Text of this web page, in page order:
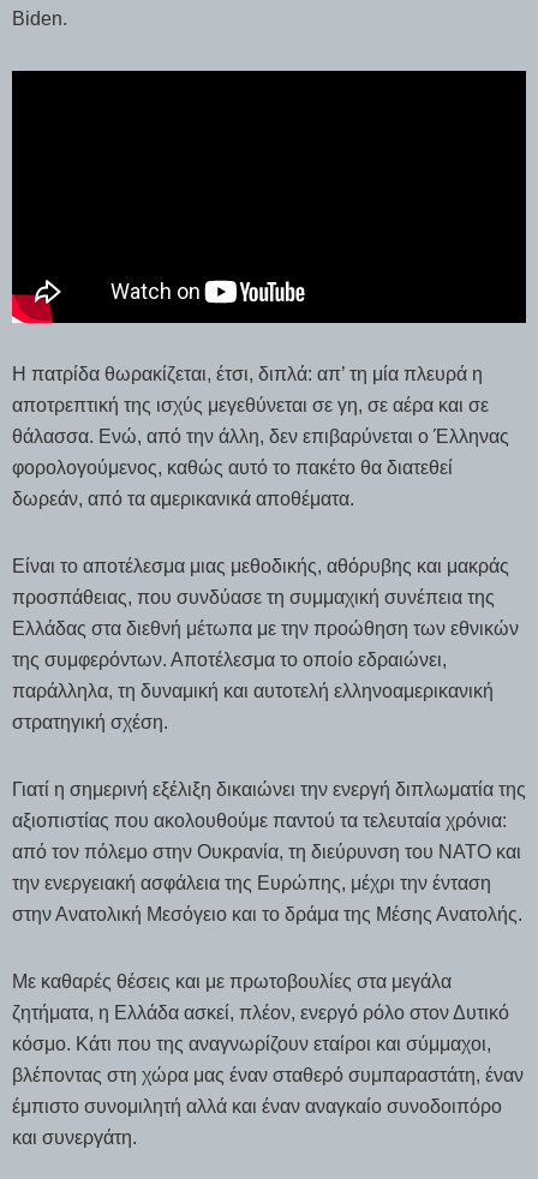
Biden.
Η πατρίδα θωρακίζεται, έτσι, διπλά: απ’ τη μία πλευρά η
αποτρεπτική της ισχύς μεγεθύνεται σε γη, σε αέρα και σε
θάλασσα. Ενώ, από την άλλη, δεν επιβαρύνεται ο Έλληνας
φορολογούμενος, καθώς αυτό το πακέτο θα διατεθεί
δωρεάν, από τα αμερικανικά αποθέματα.
Είναι το αποτέλεσμα μιας μεθοδικής, αθόρυβης και μακράς
προσπάθειας, που συνδύασε τη συμμαχική συνέπεια της
Ελλάδας στα διεθνή μέτωπα με την προώθηση των εθνικών
της συμφερόντων. Αποτέλεσμα το οποίο εδραιώνει,
παράλληλα, τη δυναμική και αυτοτελή ελληνοαμερικανική
στρατηγική σχέση.
Γιατί η σημερινή εξέλιξη δικαιώνει την ενεργή διπλωματία της
αξιοπιστίας που ακολουθούμε παντού τα τελευταία χρόνια:
από τον πόλεμο στην Ουκρανία, τη διεύρυνση του ΝΑΤΟ και
την ενεργειακή ασφάλεια της Ευρώπης, μέχρι την ένταση
στην Ανατολική Μεσόγειο και το δράμα της Μέσης Ανατολής.
Με καθαρές θέσεις και με πρωτοβουλίες στα μεγάλα
ζητήματα, η Ελλάδα ασκεί, πλέον, ενεργό ρόλο στον Δυτικό
κόσμο. Κάτι που της αναγνωρίζουν εταίροι και σύμμαχοι,
βλέποντας στη χώρα μας έναν σταθερό συμπαραστάτη, έναν
έμπιστο συνομιλητή αλλά και έναν αναγκαίο συνοδοιπόρο
και συνεργάτη.